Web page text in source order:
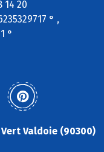
14 20
° ,
°
Valdoie (90300)